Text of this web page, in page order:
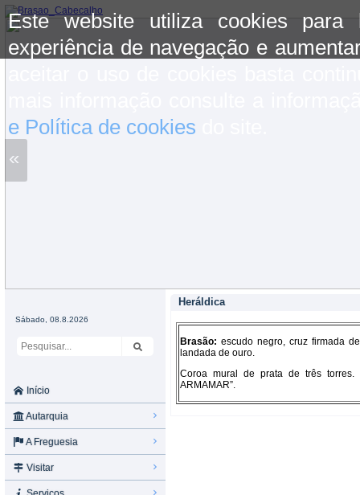
Este website utiliza cookies para
experiência de navegação e
e Política de cookies
«
Sábado, 08.8.2026
Início
Autarquia
A Freguesia
Visitar
Heráldica
Brasão: escudo negro, cruz firmada
landada de ouro.
Coroa mural de prata de três
ARMAMAR”.